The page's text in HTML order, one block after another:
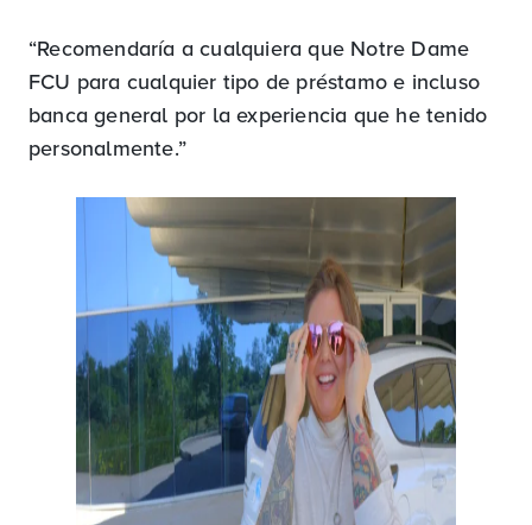
“Recomendaría a cualquiera que Notre Dame
FCU para cualquier tipo de préstamo e incluso
banca general por la experiencia que he tenido
personalmente.”